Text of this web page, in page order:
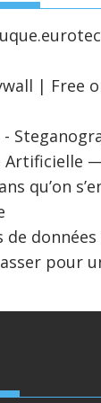
| Free
Artificielle
qu’on
de
pour